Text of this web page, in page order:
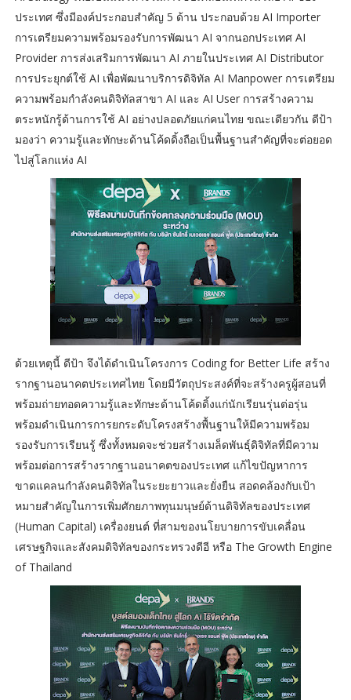
ประเทศ ซึ่งมีองค์ประกอบสำคัญ 5 ด้าน ประกอบด้วย AI Importer
การเตรียมความพร้อมรองรับการพัฒนา AI จากนอกประเทศ AI
Provider การส่งเสริมการพัฒนา AI ภายในประเทศ AI Distributor
การประยุกต์ใช้ AI เพื่อพัฒนาบริการดิจิทัล AI Manpower การเตรียม
ความพร้อมกำลังคนดิจิทัลสาขา AI และ AI User การสร้างความ
ตระหนักรู้ด้านการใช้ AI อย่างปลอดภัยแก่คนไทย ขณะเดียวกัน ดีป้า
มองว่า ความรู้และทักษะด้านโค้ดดิ้งถือเป็นพื้นฐานสำคัญที่จะต่อยอด
ไปสู่โลกแห่ง AI
ด้วยเหตุนี้ ดีป้า จึงได้ดำเนินโครงการ Coding for Better Life สร้าง
รากฐานอนาคตประเทศไทย โดยมีวัตถุประสงค์ที่จะสร้างครูผู้สอนที่
พร้อมถ่ายทอดความรู้และทักษะด้านโค้ดดิ้งแก่นักเรียนรุ่นต่อรุ่น
พร้อมดำเนินการการยกระดับโครงสร้างพื้นฐานให้มีความพร้อม
รองรับการเรียนรู้ ซึ่งทั้งหมดจะช่วยสร้างเมล็ดพันธุ์ดิจิทัลที่มีความ
พร้อมต่อการสร้างรากฐานอนาคตของประเทศ แก้ไขปัญหาการ
ขาดแคลนกำลังคนดิจิทัลในระยะยาวและยั่งยืน สอดคล้องกับเป้า
หมายสำคัญในการเพิ่มศักยภาพทุนมนุษย์ด้านดิจิทัลของประเทศ
(Human Capital) เครื่องยนต์ ที่สามของนโยบายการขับเคลื่อน
เศรษฐกิจและสังคมดิจิทัลของกระทรวงดีอี หรือ The Growth Engine
of Thailand